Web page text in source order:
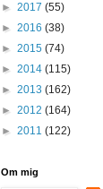
► 2017 (55)
► 2016 (38)
► 2015 (74)
► 2014 (115)
► 2013 (162)
► 2012 (164)
► 2011 (122)
Om mig